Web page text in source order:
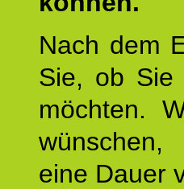
Nach dem
Sie, ob Sie
möchten.
eine Dauer